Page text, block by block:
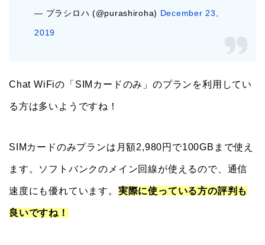
— プラシロハ (@purashiroha) December 23,
2019
Chat WiFiの「SIMカードのみ」のプランを利用してい
る方は多いようですね！
SIMカードのみプランは月額2,980円で100GBまで使え
ます。ソフトバンクのメイン回線が使えるので、通信
速度にも優れています。 実際に使っている方の評判も
良いですね！